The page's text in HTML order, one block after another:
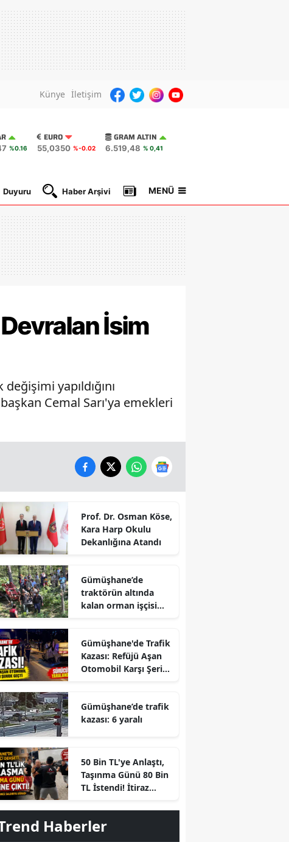
Künye İletişim
%0.16
EURO
55,0350 %-0.02
GRAM ALTIN
6.519,48 % 0,41
Duyuru Haber Arşivi Gazete Manşetleri
MENÜ
İsim
yapıldığını
Cemal Sarı'ya emekleri
Prof. Dr. Osman Köse,
Kara Harp Okulu
Dekanlığına Atandı
Gümüşhane’de
traktörün altında
kalan orman işçisi
Gümüşhane'de Trafik
Kazası: Refüjü Aşan
Otomobil Karşı Şeride
Gümüşhane’de trafik
kazası: 6 yaralı
50 Bin TL'ye Anlaştı,
Taşınma Günü 80 Bin
TL İstendi! İtiraz
Haberler